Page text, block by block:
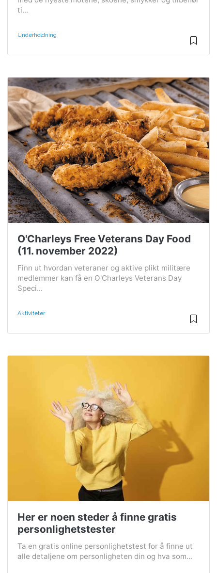
ti...
Underholdning
O'Charleys Free Veterans Day Food
(11. november 2022)
Finn ut hvordan veteraner og aktive plikt militære
medlemmer kan få en O'Charleys Veterans Day
Speci...
Aktiviteter
Her er noen steder å finne gratis
personlighetstester
Ta en gratis online personlighetstest for å finne ut
alle detaljene om personligheten din og hva som...